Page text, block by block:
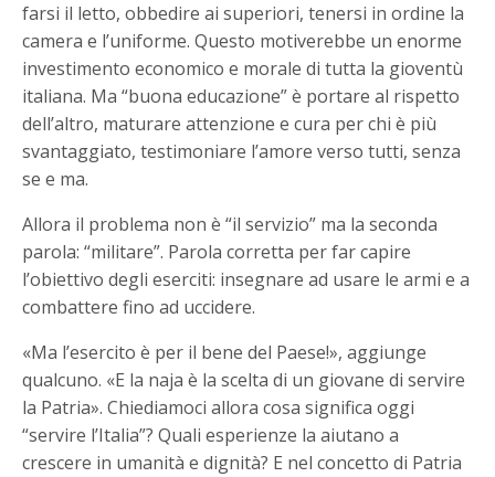
farsi il letto, obbedire ai superiori, tenersi in ordine la
camera e l’uniforme. Questo motiverebbe un enorme
investimento economico e morale di tutta la gioventù
italiana. Ma “buona educazione” è portare al rispetto
dell’altro, maturare attenzione e cura per chi è più
svantaggiato, testimoniare l’amore verso tutti, senza
se e ma.
Allora il problema non è “il servizio” ma la seconda
parola: “militare”. Parola corretta per far capire
l’obiettivo degli eserciti: insegnare ad usare le armi e a
combattere fino ad uccidere.
«Ma l’esercito è per il bene del Paese!», aggiunge
qualcuno. «E la naja è la scelta di un giovane di servire
la Patria». Chiediamoci allora cosa significa oggi
“servire l’Italia”? Quali esperienze la aiutano a
crescere in umanità e dignità? E nel concetto di Patria